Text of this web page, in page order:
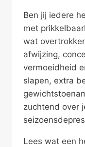
Ben jij iedere
met
wat
afwijzing,
vermoeidheid
slapen, extra
zuchtend over
Lees wat een